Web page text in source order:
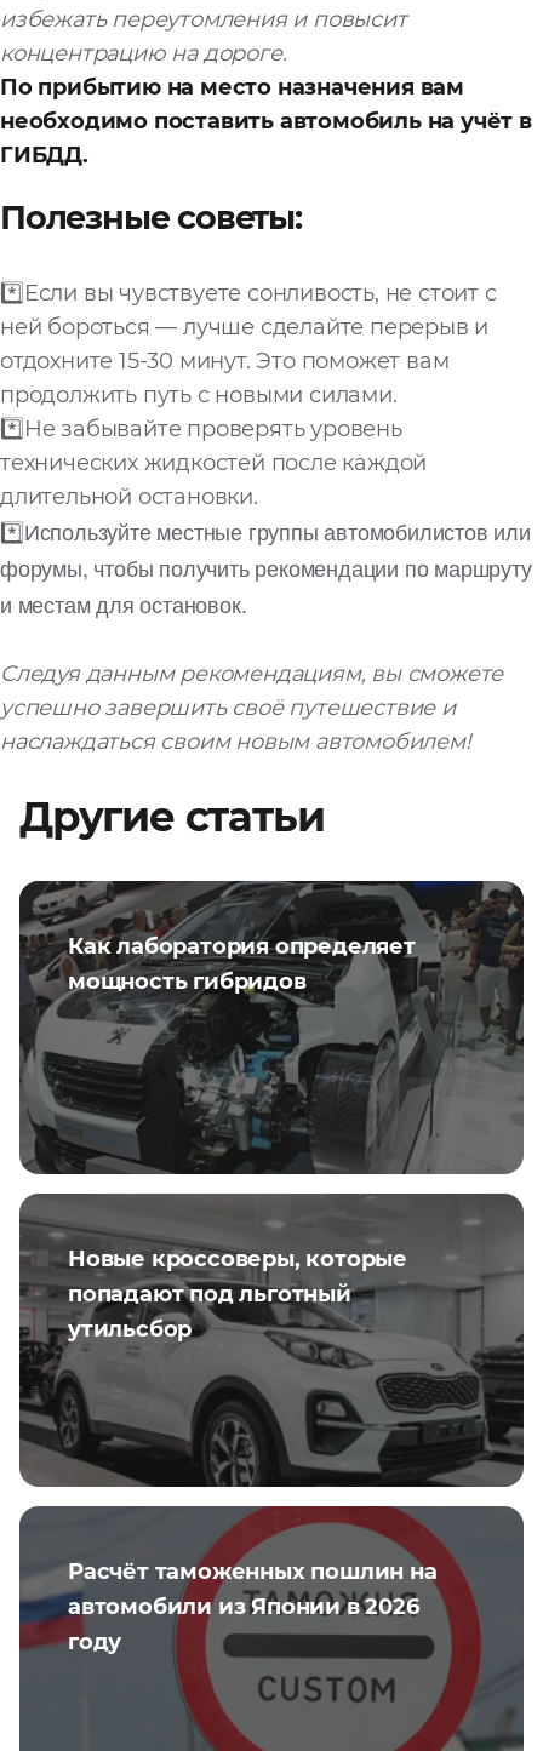
избежать переутомления и повысит
концентрацию на дороге.
По прибытию на место назначения вам
необходимо поставить автомобиль на учёт в
ГИБДД.
Полезные советы:
*️⃣Если вы чувствуете сонливость, не стоит с
ней бороться — лучше сделайте перерыв и
отдохните 15-30 минут. Это поможет вам
продолжить путь с новыми силами.
*️⃣Не забывайте проверять уровень
технических жидкостей после каждой
длительной остановки.
*️⃣Используйте местные группы автомобилистов или
форумы, чтобы получить рекомендации по маршруту
и местам для остановок.
Следуя данным рекомендациям, вы сможете
успешно завершить своё путешествие и
наслаждаться своим новым автомобилем!
Другие статьи
Как лаборатория определяет
мощность гибридов
Новые кроссоверы, которые
попадают под льготный
утильсбор
Расчёт таможенных пошлин на
автомобили из Японии в 2026
году